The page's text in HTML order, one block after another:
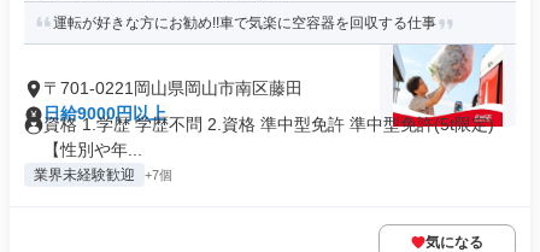
運転が好きな方にお勧め!!車で気楽に空容器を回収する仕事
〒701-0221岡山県岡山市南区藤田
日給9000円以上
資格 1.学歴 学歴不問 2.資格 準中型免許 準中型免許(5t限定)
【性別や年...
業界未経験歓迎 +7個
気になる